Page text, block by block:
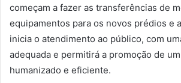
começam a fazer as transferências de
equipamentos para os novos prédios e
inicia o atendimento ao público, com
adequada e permitirá a promoção de
humanizado e eficiente.